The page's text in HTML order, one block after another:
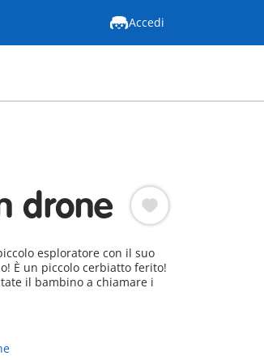
Accedi
drone
esploratore con il suo
È un piccolo cerbiatto ferito!
il bambino a chiamare i